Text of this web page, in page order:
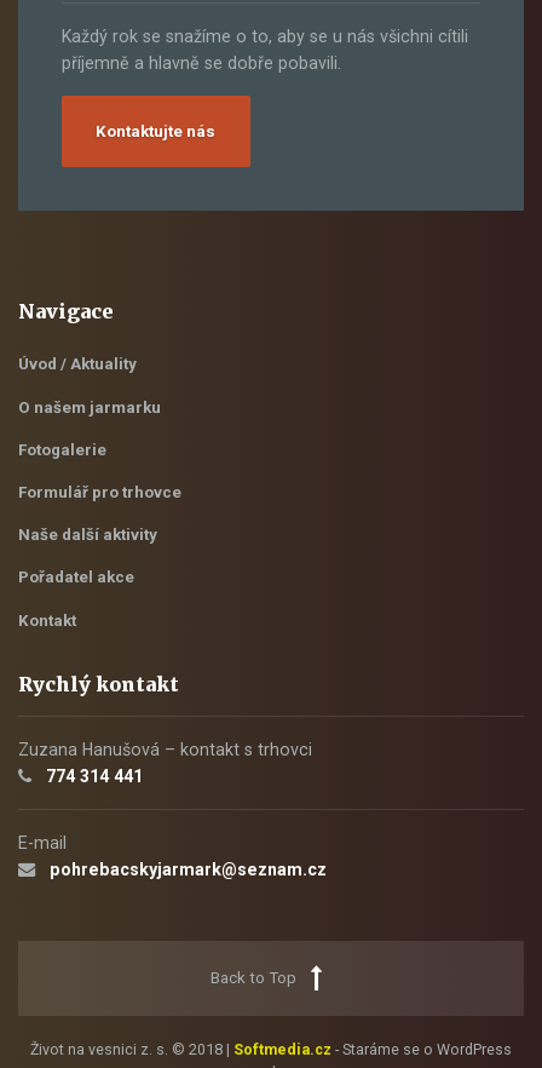
Každý rok se snažíme o to, aby se u nás všichni cítili
příjemně a hlavně se dobře pobavili.
Kontaktujte nás
Navigace
Úvod / Aktuality
O našem jarmarku
Fotogalerie
Formulář pro trhovce
Naše další aktivity
Pořadatel akce
Kontakt
Rychlý kontakt
Zuzana Hanušová – kontakt s trhovci
774 314 441
E-mail
pohrebacskyjarmark@seznam.cz
Život na vesnici z. s. © 2018 | Softmedia.cz - Staráme se o WordPress
Back to Top